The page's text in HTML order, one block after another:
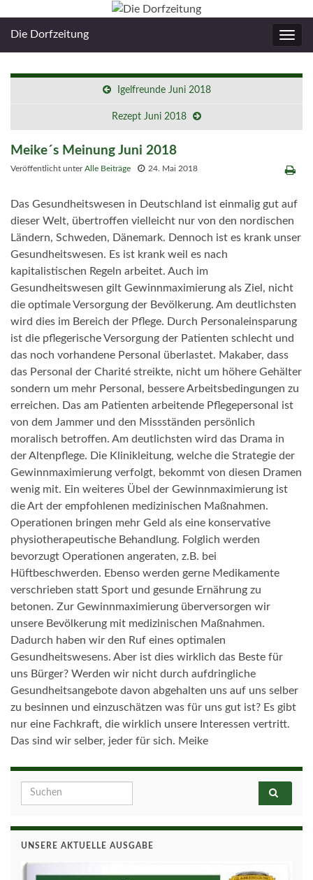
Die Dorfzeitung
Igelfreunde Juni 2018
Rezept Juni 2018
Meike´s Meinung Juni 2018
Veröffentlicht unterAlle Beiträge 24. Mai 2018
Das Gesundheitswesen in Deutschland ist einmalig gut auf
dieser Welt, übertroffen vielleicht nur von den nordischen
Ländern, Schweden, Dänemark. Dennoch ist es krank unser
Gesundheitswesen. Es ist krank weil es nach
kapitalistischen Regeln arbeitet. Auch im
Gesundheitswesen gilt Gewinnmaximierung als Ziel, nicht
die optimale Versorgung der Bevölkerung. Am deutlichsten
wird dies im Bereich der Pflege. Durch Personaleinsparung
ist die pflegerische Versorgung der Patienten schlecht und
das noch vorhandene Personal überlastet. Makaber, dass
das Personal der Charité streikte, nicht um höhere Gehälter
sondern um mehr Personal, bessere Arbeitsbedingungen zu
erreichen. Das am Patienten arbeitende Pflegepersonal ist
von dem Jammer und den Missständen persönlich
moralisch betroffen. Am deutlichsten wird das Drama in
der Altenpflege. Die Klinikleitung, welche die Strategie der
Gewinnmaximierung verfolgt, bekommt von diesen Dramen
wenig mit. Ein weiteres Übel der Gewinnmaximierung ist
die Art der empfohlenen medizinischen Maßnahmen.
Operationen bringen mehr Geld als eine konservative
physiotherapeutische Behandlung. Folglich werden
bevorzugt Operationen angeraten, z.B. bei
Hüftbeschwerden. Ebenso werden gerne Medikamente
verschrieben statt Sport und gesunde Ernährung zu
betonen. Zur Gewinnmaximierung überversorgen wir
unsere Bevölkerung mit medizinischen Maßnahmen.
Dadurch haben wir den Ruf eines optimalen
Gesundheitswesens. Aber ist dies wirklich das Beste für
uns Bürger? Werden wir nicht durch aufdringliche
Gesundheitsangebote davon abgehalten uns auf uns selber
zu besinnen und einzuschätzen was für uns gut ist? Es gibt
nur eine Fachkraft, die wirklich unsere Interessen vertritt.
Das sind wir selber, jeder für sich. Meike
Search for:
UNSERE AKTUELLE AUSGABE